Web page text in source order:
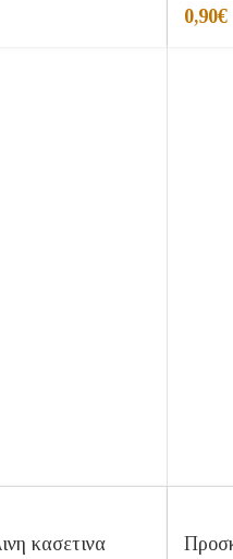
0,90€
κασετινα